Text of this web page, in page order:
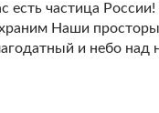
есть частица
Наши
и небо над